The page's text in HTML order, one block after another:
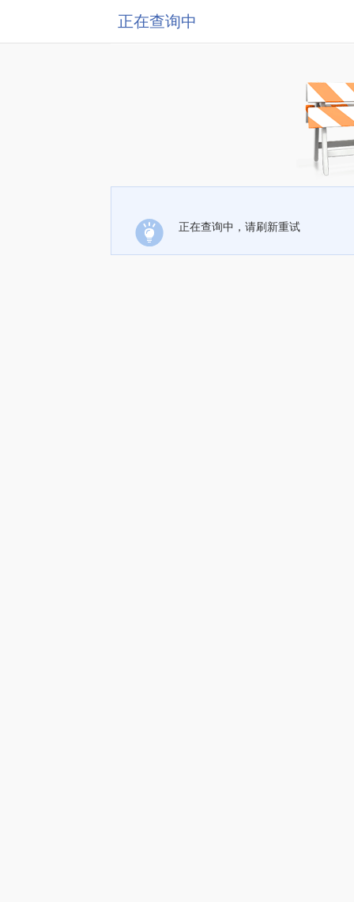
正在查询中
正在查询中，请刷新重试